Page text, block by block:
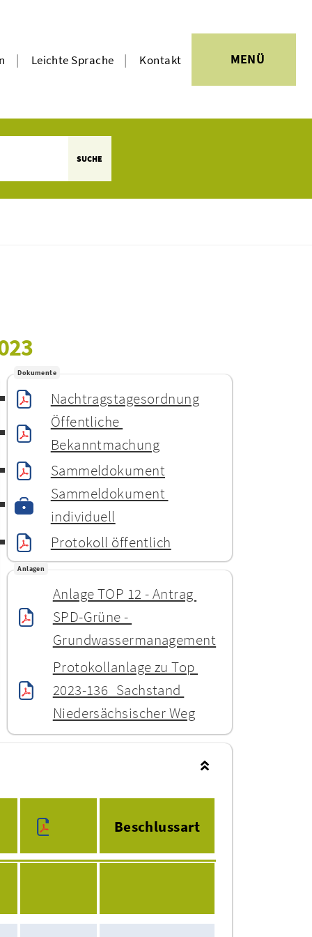
| Leichte Sprache | Kontakt MENÜ
SUCHE
Dokumente
Nachtragstagesordnung
Öffentliche
Bekanntmachung
Sammeldokument
Sammeldokument
individuell
Protokoll öffentlich
Anlagen
Anlage TOP 12 - Antrag
SPD-Grüne -
Grundwassermanagement
Protokollanlage zu Top
2023-136_Sachstand
Niedersächsischer Weg
Beschlussart